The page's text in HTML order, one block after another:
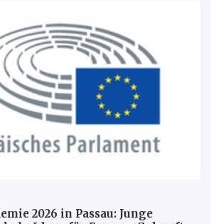
2026 in Passau: Junge